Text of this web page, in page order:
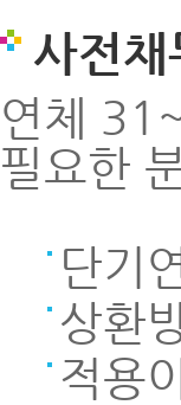
사전채
연체
필요한
단기
상환
적용